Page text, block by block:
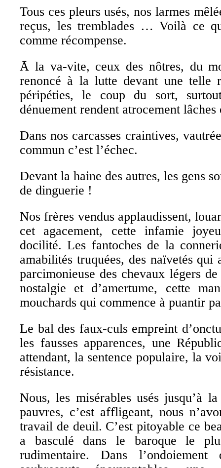
Tous ces pleurs usés, nos larmes
reçus, les tremblades … Voilà ce
comme récompense.
Ᾱ la va-vite, ceux des nôtres, du
renoncé à la lutte devant une telle
péripéties, le coup du sort,
dénuement rendent atrocement lâches
Dans nos carcasses craintives,
commun c’est l’échec.
Devant la haine des autres, les gens
de dinguerie !
Nos frères vendus applaudissent,
cet agacement, cette infamie
docilité. Les fantoches de la
amabilités truquées, des naïvetés qui
parcimonieuse des chevaux légers
nostalgie et d’amertume, cette
mouchards qui commence à puantir
Le bal des faux-culs empreint
les fausses apparences, une
attendant, la sentence populaire, la
résistance.
Nous, les misérables usés jusqu’à
pauvres, c’est affligeant, nous
travail de deuil. C’est pitoyable ce
a basculé dans le baroque le
rudimentaire. Dans l’ondoiement